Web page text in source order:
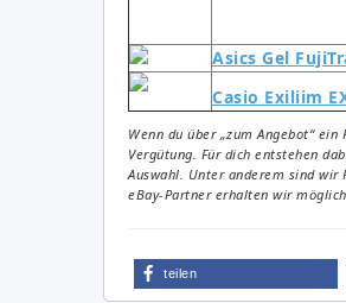
Asics Gel
Casio Exiliim
Wenn du über „zum Angebot“
Vergütung. Für dich entstehen
Auswahl. Unter anderem sind wir
eBay-Partner erhalten wir
teilen